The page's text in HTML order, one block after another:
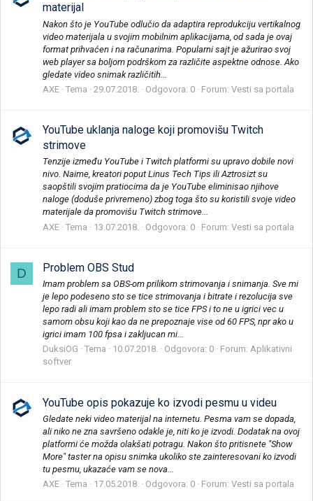
materijal
Nakon što je YouTube odlučio da adaptira reprodukciju vertikalnog
video materijala u svojim mobilnim aplikacijama, od sada je ovaj
format prihvaćen i na računarima. Popularni sajt je ažurirao svoj
web player sa boljom podrškom za različite aspektne odnose. Ako
gledate video snimak različitih...
AXE Tema 29.07.2018. Odgovora: 0 Forum: Vesti sa portala
YouTube uklanja naloge koji promovišu Twitch
strimove
Tenzije između YouTube i Twitch platformi su upravo dobile novi
nivo. Naime, kreatori poput Linus Tech Tips ili Aztrosizt su
saopštili svojim pratiocima da je YouTube eliminisao njihove
naloge (doduše privremeno) zbog toga što su koristili svoje video
materijale da promovišu Twitch strimove...
AXE Tema 13.07.2018. Odgovora: 0 Forum: Vesti sa portala
D Problem OBS Stud
Imam problem sa OBS-om prilikom strimovanja i snimanja. Sve mi
je lepo podeseno sto se tice strimovanja i bitrate i rezolucija sve
lepo radi ali imam problem sto se tice FPS i to ne u igrici vec u
samom obsu koji kao da ne prepoznaje vise od 60 FPS, npr ako u
igrici imam 100 fpsa i zakljucan mi...
DuksiOG
Tema 10.07.2018. Odgovora: 0 Forum: Aplikativni
softver
YouTube opis pokazuje ko izvodi pesmu u videu
Gledate neki video materijal na internetu. Pesma vam se dopada,
ali niko ne zna savršeno odakle je, niti ko je izvodi. Dodatak na ovoj
platformi će možda olakšati potragu. Nakon što pritisnete "Show
More" taster na opisu snimka ukoliko ste zainteresovani ko izvodi
tu pesmu, ukazaće vam se nova...
AXE Tema 17.05.2018. Odgovora: 0 Forum: Vesti sa portala